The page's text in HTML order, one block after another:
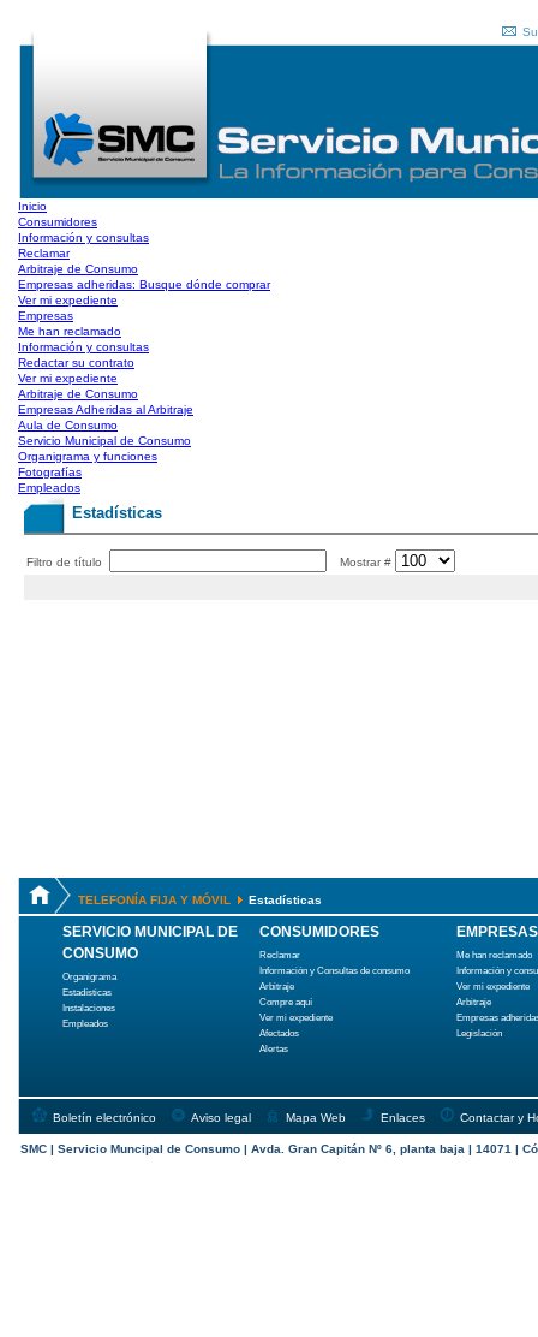
Inicio
Consumidores
Información y consultas
Reclamar
Arbitraje de Consumo
Empresas adheridas: Busque dónde comprar
Ver mi expediente
Empresas
Me han reclamado
Información y consultas
Redactar su contrato
Ver mi expediente
Arbitraje de Consumo
Empresas Adheridas al Arbitraje
Aula de Consumo
Servicio Municipal de Consumo
Organigrama y funciones
Fotografías
Empleados
Estadísticas
Filtro de título Mostrar #
TELEFONÍA FIJA Y MÓVIL Estadísticas
SERVICIO MUNICIPAL DE
CONSUMO
Organigrama
Estadísticas
Instalaciones
Empleados
CONSUMIDORES
Reclamar
Información y Consultas de consumo
Arbitraje
Compre aquí
Ver mi expediente
Afectados
Alertas
EMPRESAS
Me han reclamado
Información y
Ver mi expediente
Arbitraje
Empresas
Legislación
Boletín electrónico Aviso legal Mapa Web Enlaces Contactar y
SMC | Servicio Muncipal de Consumo | Avda. Gran Capitán Nº 6, planta baja | 14071 |